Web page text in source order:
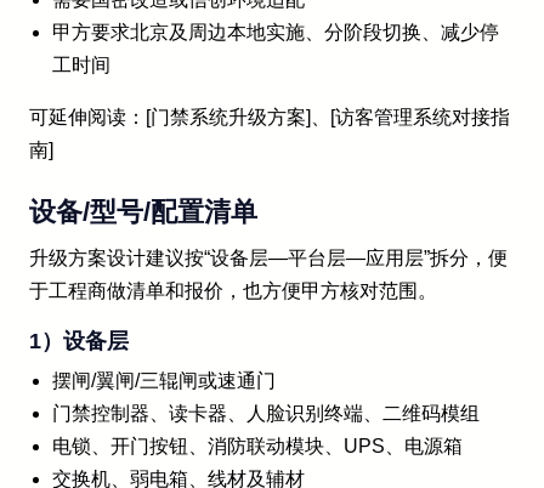
甲方要求北京及周边本地实施、分阶段切换、减少停
工时间
可延伸阅读：[门禁系统升级方案]、[访客管理系统对接指
南]
设备/型号/配置清单
升级方案设计建议按“设备层—平台层—应用层”拆分，便
于工程商做清单和报价，也方便甲方核对范围。
1）设备层
摆闸/翼闸/三辊闸或速通门
门禁控制器、读卡器、人脸识别终端、二维码模组
电锁、开门按钮、消防联动模块、UPS、电源箱
交换机、弱电箱、线材及辅材